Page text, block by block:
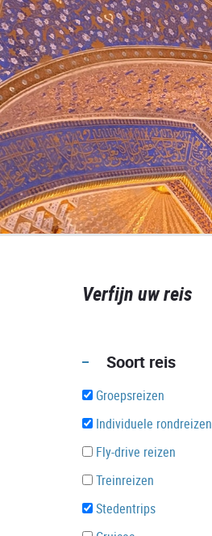
Verfijn uw reis
Soort reis
Groepsreizen
Individuele rondreizen
Fly-drive reizen
Treinreizen
Stedentrips